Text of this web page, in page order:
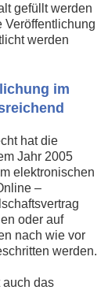
gefüllt werden
Veröffentlichung
werden
im
hat die
Jahr 2005
elektronischen
–
oder auf
nach wie vor
werden.
auch das